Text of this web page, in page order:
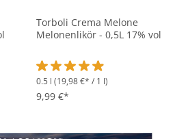
von 4.8 von 5 Sternen
Torboli Crema Melone
Melonenlikör - 0,5L 17% vol
Durchschnittliche
0.5 l (19,98 €* / 1 l)
9,99 €*